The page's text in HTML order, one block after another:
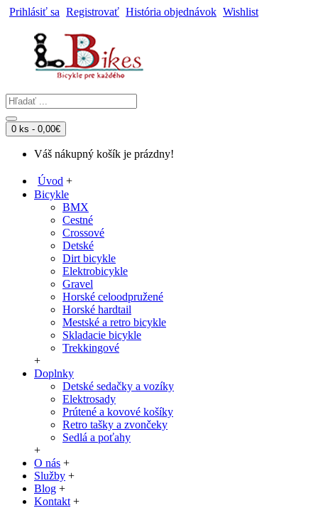
Prihlásiť sa Registrovať História objednávok Wishlist
0 ks - 0,00€
Váš nákupný košík je prázdny!
Úvod +
Bicykle
BMX
Cestné
Crossové
Detské
Dirt bicykle
Elektrobicykle
Gravel
Horské celoodpružené
Horské hardtail
Mestské a retro bicykle
Skladacie bicykle
Trekkingové
+
Doplnky
Detské sedačky a vozíky
Elektrosady
Prútené a kovové košíky
Retro tašky a zvončeky
Sedlá a poťahy
+
O nás +
Služby +
Blog +
Kontakt +